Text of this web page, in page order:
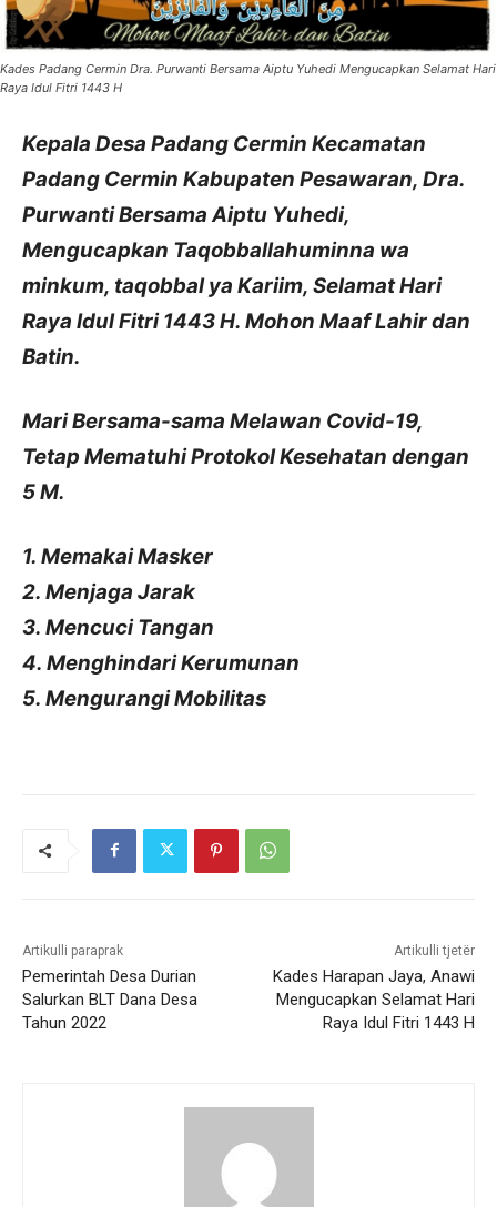
Kades Padang Cermin Dra. Purwanti Bersama Aiptu Yuhedi Mengucapkan Selamat Hari
Raya Idul Fitri 1443 H
Kepala Desa Padang Cermin Kecamatan
Padang Cermin Kabupaten Pesawaran, Dra.
Purwanti Bersama Aiptu Yuhedi,
Mengucapkan Taqobballahuminna wa
minkum, taqobbal ya Kariim, Selamat Hari
Raya Idul Fitri 1443 H. Mohon Maaf Lahir dan
Batin.
Mari Bersama-sama Melawan Covid-19,
Tetap Mematuhi Protokol Kesehatan dengan
5 M.
1. Memakai Masker
2. Menjaga Jarak
3. Mencuci Tangan
4. Menghindari Kerumunan
5. Mengurangi Mobilitas
Artikulli paraprak
Pemerintah Desa Durian
Salurkan BLT Dana Desa
Tahun 2022
Artikulli tjetër
Kades Harapan Jaya, Anawi
Mengucapkan Selamat Hari
Raya Idul Fitri 1443 H